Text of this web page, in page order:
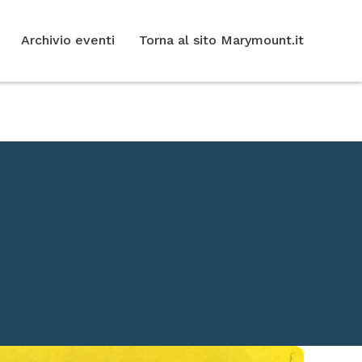
Archivio eventi Torna al sito Marymount.it